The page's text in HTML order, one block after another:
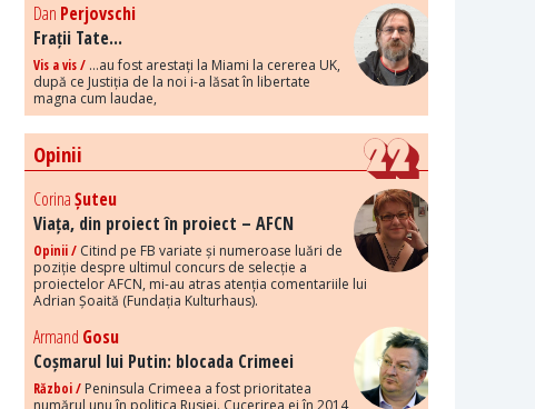
Dan Perjovschi
Frații Tate...
Vis a vis / ...au fost arestați la Miami la cererea UK,
după ce Justiția de la noi i-a lăsat în libertate
magna cum laudae,
Opinii
CorinaȘuteu
Viața, din proiect în proiect – AFCN
Opinii / Citind pe FB variate și numeroase luări de
poziție despre ultimul concurs de selecție a
proiectelor AFCN, mi-au atras atenția comentariile lui
Adrian Șoaită (Fundația Kulturhaus).
Armand Gosu
Coșmarul lui Putin: blocada Crimeei
Război / Peninsula Crimeea a fost prioritatea